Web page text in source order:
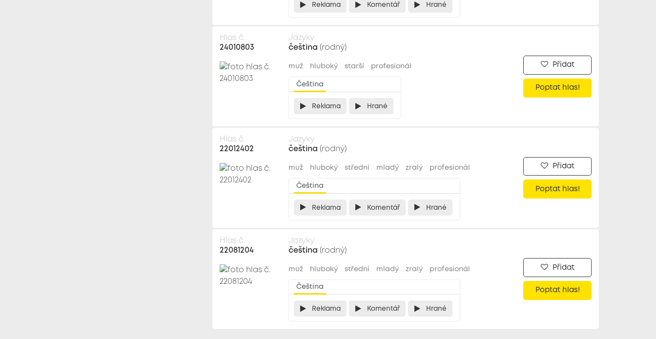
Reklama Komentář Hrané
Hlas č.
24010803
Jazyky
čeština (rodný)
muž hluboký starší profesionál
Čeština
Reklama Hrané
Přidat
Poptat hlas!
Hlas č.
22012402
Jazyky
čeština (rodný)
muž hluboký střední mladý zralý profesionál
Čeština
Reklama Komentář Hrané
Přidat
Poptat hlas!
Hlas č.
22081204
Jazyky
čeština (rodný)
muž hluboký střední mladý zralý profesionál
Čeština
Reklama Komentář Hrané
Přidat
Poptat hlas!